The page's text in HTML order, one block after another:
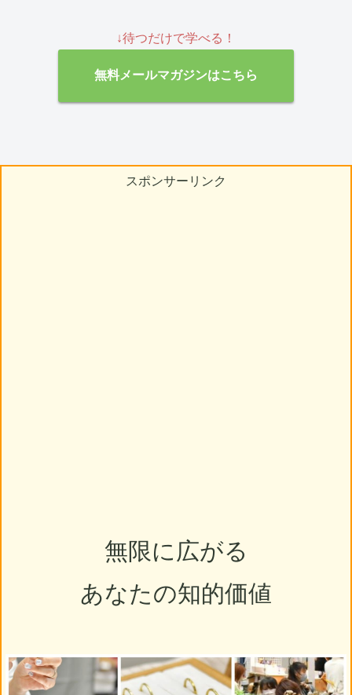
↓待つだけで学べる！
無料メールマガジンはこちら
スポンサーリンク
無限に広がる
あなたの知的価値